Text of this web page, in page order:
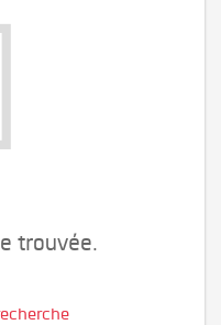
trouvée.